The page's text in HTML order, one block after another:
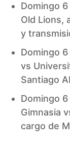
Domingo
Old Lions,
y
Domingo
vs
Santiago
Domingo
Gimnasia
cargo de